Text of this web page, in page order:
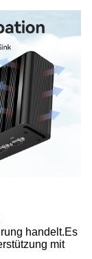
handelt.Es
mit